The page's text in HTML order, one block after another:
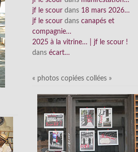
jf le scour dans 18 mars 2026…
jf le scour dans canapés et
compagnie…
2025 à la vitrine… | jf le scour !
dans écart…
« photos copiées collées »